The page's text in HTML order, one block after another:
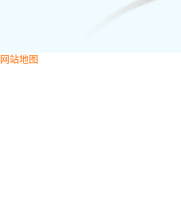
网站地图